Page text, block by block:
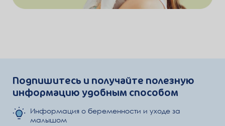
Подпишитесь и получайте полезную
информацию удобным способом
Информация о беременности и уходе за
малышом